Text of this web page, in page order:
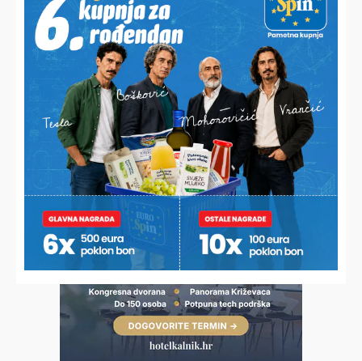
POVIJESNI USPJEH U SAD-U
Koprivničanci osvojili svjetsko srebro u Houstonu